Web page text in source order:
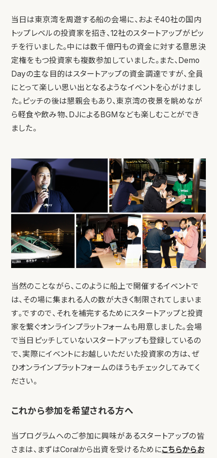
当日は東京湾を周遊する船の会場に、およそ40社の国内
トップレベルの投資家を招き、12社のスタートアップがピッ
チを行いました。中には数千億円もの資金に対する意思決
定権をもつ投資家も複数参加していました。また、Demo
Dayの主な目的はスタートアップの資金調達ですが、全員
にとって楽しい思い出となるようなイベントを心がけまし
た。ピッチの後は懇親会もあり、東京湾の夜景を眺めなが
ら軽食や飲み物、DJによるBGMなども楽しむことができ
ました。
当然のことながら、このように船上で開催するイベントで
は、その場に集まれる人の数が大きく制限されてしまいま
す。ですので、それを補完するためにスタートアップと投資
家を繋ぐオンラインプラットフォームも用意しました。会場
で当日ピッチしていないスタートアップも登録しているの
で、実際にイベントにお越しいただいた投資家の方は、ぜ
ひオンラインプラットフォームのほうもチェックしてみてく
ださい。
これから参加を希望される方へ
当プログラムへのご参加に興味があるスタートアップの皆
さまは、まずはCoralから出資を受けるためにこちらからお